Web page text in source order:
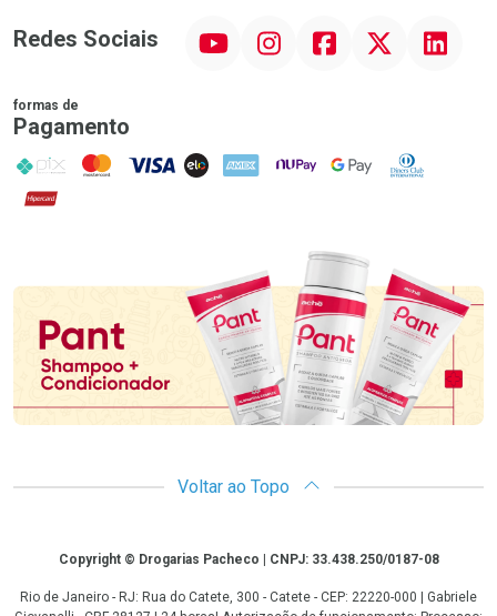
Redes Sociais InstagramFacebook Linkedin
formas de
Pagamento
PIX MasterCard
VISA ELO AMEX NuPay Google PayDiners Club
Hipercard
Promoção em Destaque
Voltar ao Topo
CopyrightCopyright © Drogarias Pacheco | CNPJ: 33.438.250/0187-08
Rio de Janeiro - RJ: Rua do Catete, 300 - Catete - CEP: 22220-000 | Gabriele